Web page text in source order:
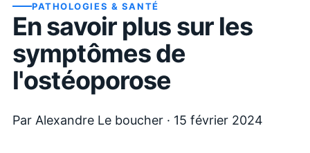
PATHOLOGIES & SANTÉ
En savoir plus sur les
symptômes de
l'ostéoporose
Par Alexandre Le boucher · 15 février 2024